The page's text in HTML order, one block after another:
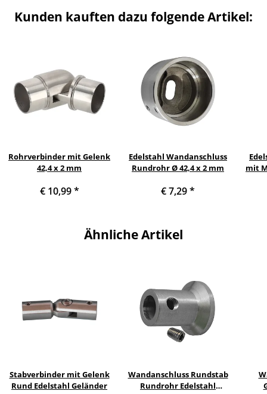
Kunden kauften dazu folgende Artikel:
Rohrverbinder mit Gelenk
42,4 x 2 mm
€ 10,99*
Edelstahl Wandanschluss
Rundrohr Ø 42,4 x 2 mm
€ 7,29*
mit
Ähnliche Artikel
Stabverbinder mit Gelenk
Rund Edelstahl Geländer
Wandanschluss Rundstab
Rundrohr Edelstahl